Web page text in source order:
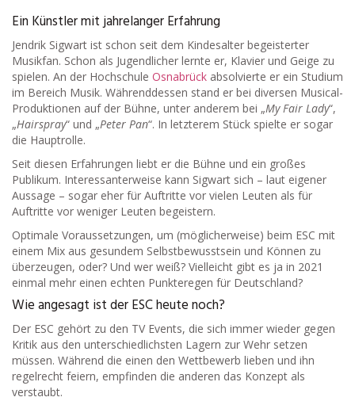
Ein Künstler mit jahrelanger Erfahrung
Jendrik Sigwart ist schon seit dem Kindesalter begeisterter
Musikfan. Schon als Jugendlicher lernte er, Klavier und Geige zu
spielen. An der Hochschule Osnabrück absolvierte er ein Studium
im Bereich Musik. Währenddessen stand er bei diversen Musical-
Produktionen auf der Bühne, unter anderem bei „My Fair Lady“,
„Hairspray“ und „Peter Pan“. In letzterem Stück spielte er sogar
die Hauptrolle.
Seit diesen Erfahrungen liebt er die Bühne und ein großes
Publikum. Interessanterweise kann Sigwart sich – laut eigener
Aussage – sogar eher für Auftritte vor vielen Leuten als für
Auftritte vor weniger Leuten begeistern.
Optimale Voraussetzungen, um (möglicherweise) beim ESC mit
einem Mix aus gesundem Selbstbewusstsein und Können zu
überzeugen, oder? Und wer weiß? Vielleicht gibt es ja in 2021
einmal mehr einen echten Punkteregen für Deutschland?
Wie angesagt ist der ESC heute noch?
Der ESC gehört zu den TV Events, die sich immer wieder gegen
Kritik aus den unterschiedlichsten Lagern zur Wehr setzen
müssen. Während die einen den Wettbewerb lieben und ihn
regelrecht feiern, empfinden die anderen das Konzept als
verstaubt.